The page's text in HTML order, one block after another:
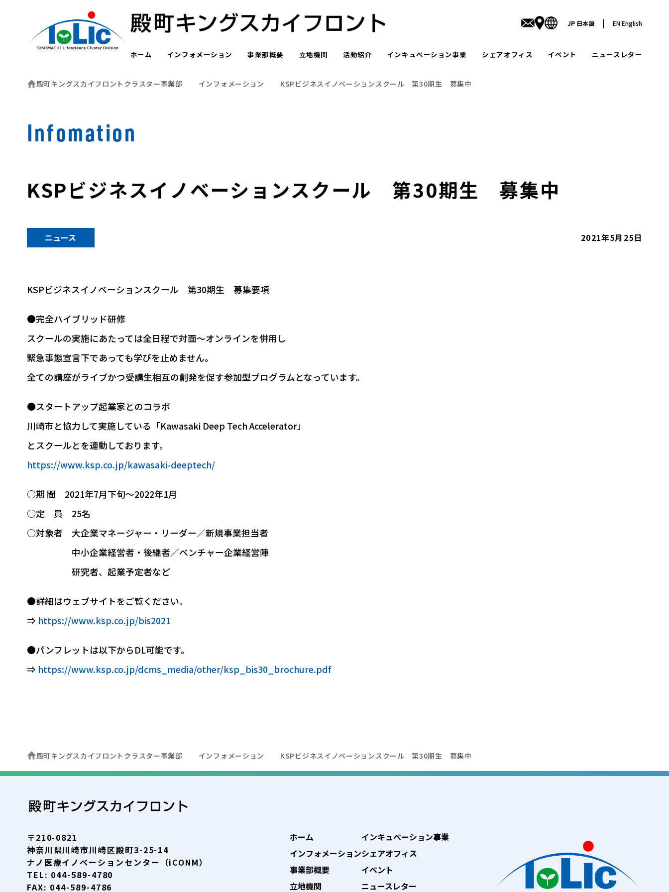
JP 日本語 |ENEnglish
ホーム インフォメーション 事業部概要 立地機関 活動紹介 インキュベーション事業 シェアオフィス イベント ニュースレター
殿町キングスカイフロントクラスター事業部 インフォメーション KSPビジネスイノベーションスクール 第30期生 募集中
Infomation
KSPビジネスイノベーションスクール 第30期生 募集中
ニュース 2021年5月25日
KSPビジネスイノベーションスクール 第30期生 募集要項
●完全ハイブリッド研修
スクールの実施にあたっては全日程で対面～オンラインを併用し
緊急事態宣言下であっても学びを止めません。
全ての講座がライブかつ受講生相互の創発を促す参加型プログラムとなっています。
●スタートアップ起業家とのコラボ
川崎市と協力して実施している「Kawasaki Deep Tech Accelerator」
とスクールとを連動しております。
https://www.ksp.co.jp/kawasaki-deeptech/
○期 間 2021年7月下旬～2022年1月
○定 員 25名
○対象者 大企業マネージャー・リーダー／新規事業担当者
中小企業経営者・後継者／ベンチャー企業経営陣
研究者、起業予定者など
●詳細はウェブサイトをご覧ください。
⇒ https://www.ksp.co.jp/bis2021
●パンフレットは以下からDL可能です。
⇒ https://www.ksp.co.jp/dcms_media/other/ksp_bis30_brochure.pdf
殿町キングスカイフロントクラスター事業部 インフォメーション KSPビジネスイノベーションスクール 第30期生 募集中
〒210-0821
神奈川県川崎市川崎区殿町3-25-14
ナノ医療イノベーションセンター（iCONM）
TEL: 044-589-4780
FAX: 044-589-4786
ホーム
インフォメーション
事業部概要
立地機関
インキュベーション事業
シェアオフィス
イベント
ニュースレター